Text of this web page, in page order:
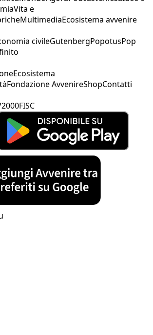
Vita e
MultimediaEcosistema avvenire
civileGutenbergPopotusPop
Ecosistema
Fondazione AvvenireShopContatti
FISC